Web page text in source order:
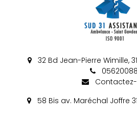
32 Bd Jean-Pierre Wimille,
58 Bis av. Maréchal Joffre